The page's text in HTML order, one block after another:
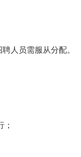
人员需服从分配。